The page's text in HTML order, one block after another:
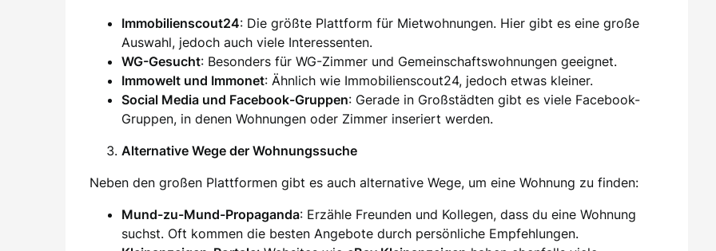
Immobilienscout24: Die größte Plattform für Mietwohnungen. Hier gibt es eine große
Auswahl, jedoch auch viele Interessenten.
WG-Gesucht: Besonders für WG-Zimmer und Gemeinschaftswohnungen geeignet.
Immowelt und Immonet: Ähnlich wie Immobilienscout24, jedoch etwas kleiner.
Social Media und Facebook-Gruppen: Gerade in Großstädten gibt es viele Facebook-
Gruppen, in denen Wohnungen oder Zimmer inseriert werden.
Alternative Wege der Wohnungssuche
Neben den großen Plattformen gibt es auch alternative Wege, um eine Wohnung zu finden:
Mund-zu-Mund-Propaganda: Erzähle Freunden und Kollegen, dass du eine Wohnung
suchst. Oft kommen die besten Angebote durch persönliche Empfehlungen.